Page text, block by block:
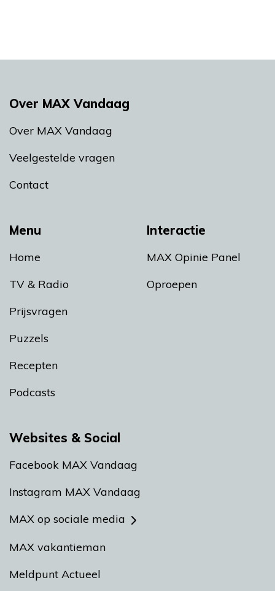
Menu
Home
TV & Radio
Prijsvragen
Puzzels
Recepten
Podcasts
Interactie
MAX Opinie Panel
Oproepen
Over MAX Vandaag
Over MAX Vandaag
Veelgestelde vragen
Contact
Websites & Social
Facebook MAX Vandaag
Instagram MAX Vandaag
MAX op sociale media
MAX vakantieman
Meldpunt Actueel